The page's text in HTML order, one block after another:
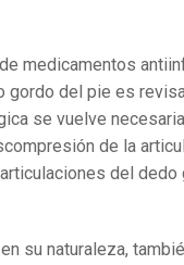
medicamentos
del pie es
se vuelve
de la
del
su naturaleza,